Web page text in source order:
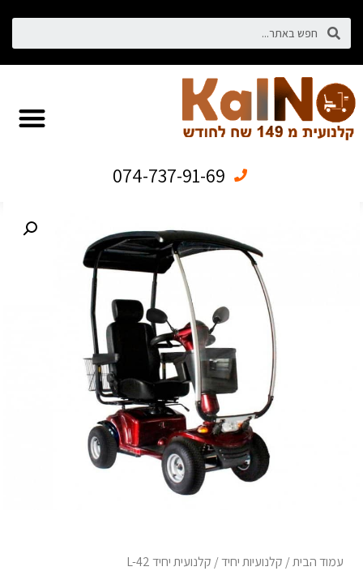
074-737-91-69
עמוד הבית/ קלנועיות יחיד/ קלנועית יחיד L-42